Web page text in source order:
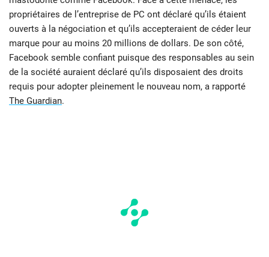
propriétaires de l’entreprise de PC ont déclaré qu’ils étaient
ouverts à la négociation et qu’ils accepteraient de céder leur
marque pour au moins 20 millions de dollars. De son côté,
Facebook semble confiant puisque des responsables au sein
de la société auraient déclaré qu’ils disposaient des droits
requis pour adopter pleinement le nouveau nom, a rapporté
The Guardian.